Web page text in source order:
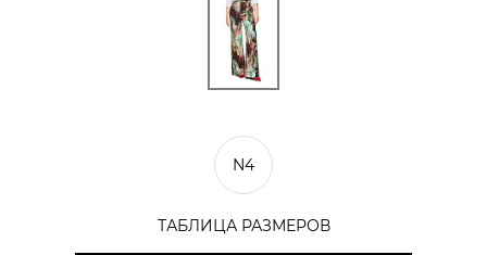
N4
ТАБЛИЦА РАЗМЕРОВ